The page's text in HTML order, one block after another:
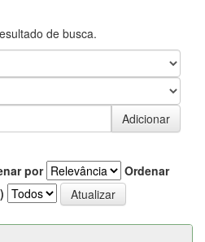
de busca.
por
Ordenar